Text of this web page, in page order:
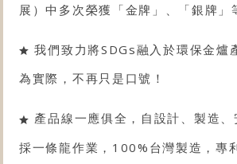
展）中多次榮獲「金牌」、「銀牌」
我們致力將SDGs融入於環保金爐
為實際，不再只是口號！
產品線一應俱全，自設計、製造
採一條龍作業，100%台灣製造，專